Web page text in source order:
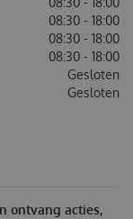
08:30 - 18:00
08:30 - 18:00
08:30 - 18:00
Gesloten
Gesloten
ontvang acties,